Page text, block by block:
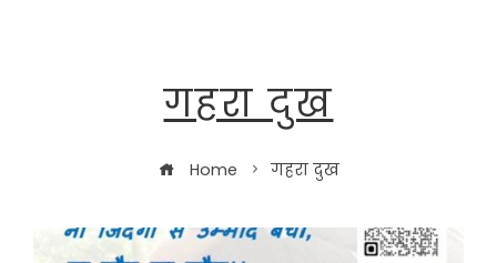
गहरा दुख
Home गहरा दुख